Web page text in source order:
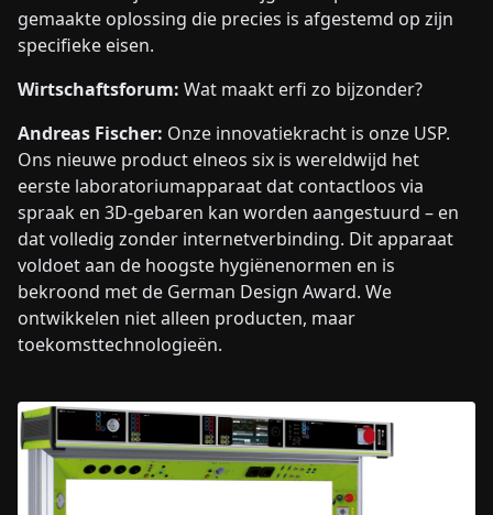
gemaakte oplossing die precies is afgestemd op zijn
specifieke eisen.
Wirtschaftsforum: Wat maakt erfi zo bijzonder?
Andreas Fischer: Onze innovatiekracht is onze USP.
Ons nieuwe product elneos six is wereldwijd het
eerste laboratoriumapparaat dat contactloos via
spraak en 3D-gebaren kan worden aangestuurd – en
dat volledig zonder internetverbinding. Dit apparaat
voldoet aan de hoogste hygiënenormen en is
bekroond met de German Design Award. We
ontwikkelen niet alleen producten, maar
toekomsttechnologieën.